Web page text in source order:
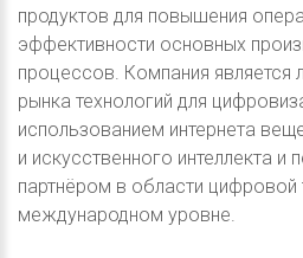
продуктов для повышения
эффективности основных
процессов. Компания является
рынка технологий для
использованием интернета
и искусственного интеллекта и
партнёром в области
международном уровне.